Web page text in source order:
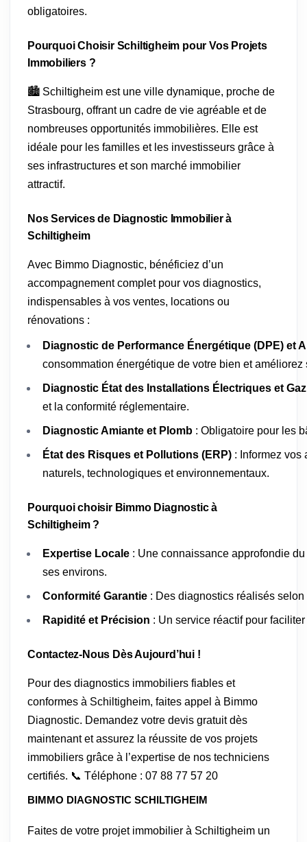
obligatoires.
Pourquoi Choisir Schiltigheim pour Vos Projets
Immobiliers ?
🏙️ Schiltigheim est une ville dynamique, proche de
Strasbourg, offrant un cadre de vie agréable et de
nombreuses opportunités immobilières. Elle est
idéale pour les familles et les investisseurs grâce à
ses infrastructures et son marché immobilier
attractif.
Nos Services de Diagnostic Immobilier à
Schiltigheim
Avec Bimmo Diagnostic, bénéficiez d’un
accompagnement complet pour vos diagnostics,
indispensables à vos ventes, locations ou
rénovations :
Diagnostic de Performance Énergétique (DPE) et
consommation énergétique de votre bien et améliorez
Diagnostic État des Installations Électriques et Gaz
et la conformité réglementaire.
Diagnostic Amiante et Plomb : Obligatoire pour les
État des Risques et Pollutions (ERP) : Informez vos
naturels, technologiques et environnementaux.
Pourquoi choisir Bimmo Diagnostic à
Schiltigheim ?
Expertise Locale : Une connaissance approfondie
ses environs.
Conformité Garantie : Des diagnostics réalisés
Rapidité et Précision : Un service réactif pour
Contactez-Nous Dès Aujourd’hui !
Pour des diagnostics immobiliers fiables et
conformes à Schiltigheim, faites appel à Bimmo
Diagnostic. Demandez votre devis gratuit dès
maintenant et assurez la réussite de vos projets
immobiliers grâce à l’expertise de nos techniciens
certifiés. 📞 Téléphone : 07 88 77 57 20
BIMMO DIAGNOSTIC SCHILTIGHEIM
Faites de votre projet immobilier à Schiltigheim un